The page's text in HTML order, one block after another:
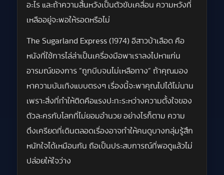
อะไร และถ้าความสิ้นหวังเป็นตัวขับเคลื่อน ความหวังที่
เหลืออยู่จะพอให้รอดหรือไม่
The Sugarland Express (1974) อีสาวบ้าเลือด คือ
หนังที่ใช้การไล่ล่าเป็นเครื่องมือพาเราลงไปหาแก่น
อารมณ์ของการ “ถูกบีบจนไม่เหลือทาง” ถ้าคุณมอง
หาความบันเทิงแบบตรงๆ เรื่องนี้จะพาคุณไปได้ไม่นาน
เพราะสิ่งที่ทำให้ติดคือแรงปะทะระหว่างความตั้งใจของ
ตัวละครกับโลกที่ไม่ยอมอำนวย อย่างไรก็ตาม ความ
ตึงเครียดที่เดินตลอดเรื่องอาจทำให้คนดูบางกลุ่มรู้สึก
หนักใจได้เหมือนกัน ถือเป็นประสบการณ์ที่พอดูแล้วไม่
ปล่อยให้ใจว่าง